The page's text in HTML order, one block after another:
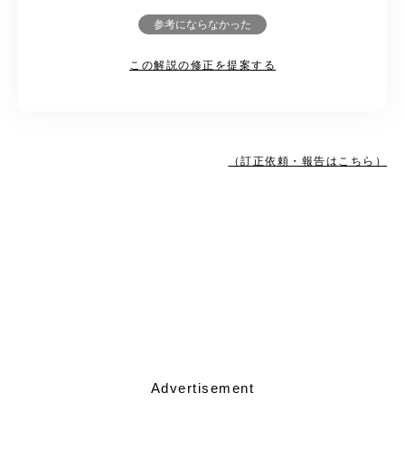
参考にならなかった
この解説の修正を提案する
（訂正依頼・報告はこちら）
Advertisement